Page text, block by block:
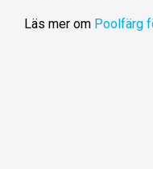
Läs mer om Poolfärg